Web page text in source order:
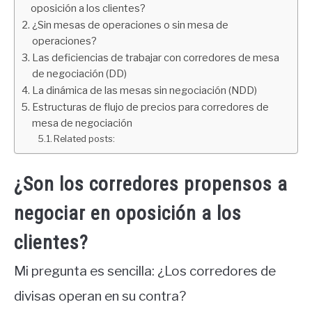
oposición a los clientes?
¿Sin mesas de operaciones o sin mesa de
operaciones?
Las deficiencias de trabajar con corredores de mesa
de negociación (DD)
La dinámica de las mesas sin negociación (NDD)
Estructuras de flujo de precios para corredores de
mesa de negociación
Related posts:
¿Son los corredores propensos a
negociar en oposición a los
clientes?
Mi pregunta es sencilla: ¿Los corredores de
divisas operan en su contra?